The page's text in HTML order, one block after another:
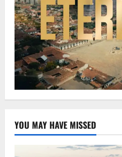
YOU MAY HAVE MISSED